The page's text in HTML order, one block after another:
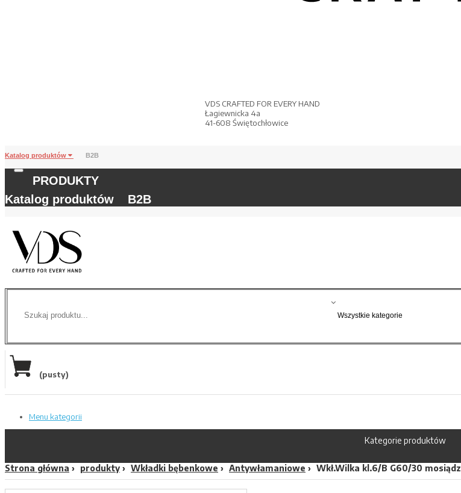
VDS CRAFTED FOR EVERY HAND
Łagiewnicka 4a
41-608 Świętochłowice
Katalog produktów B2B
PRODUKTY
Katalog produktów
B2B
(pusty)
Menu kategorii
Kategorie produktów
Strona główna produkty Wkładki bębenkowe Antywłamaniowe Wkł.Wilka kl.6/B G60/30 mosiądz